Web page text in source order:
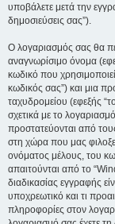
υποβάλετε μετά την
δημοσιεύσεις σας”).
Ο λογαριασμός σας θα
αναγνωρίσιμο όνομα
κωδικό που
κωδικός σας”) και μια
ταχυδρομείου (εφεξής
σχετικά με το
προστατεύονται από
στη χώρα που μας
ονόματος μέλους, του
απαιτούνται από το
διαδικασίας εγγραφής
υποχρεωτικό και τι
πληροφορίες στον